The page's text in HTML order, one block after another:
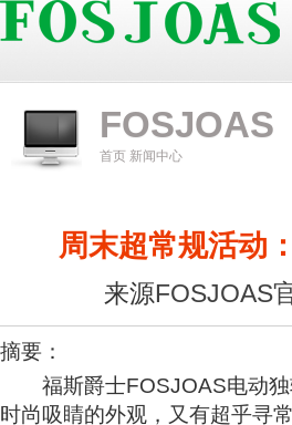
FOSJOAS
首页 新闻中心
周末超常规活动
来源FOSJOAS
摘要：
福斯爵士FOSJOAS电动独
时尚吸睛的外观，又有超乎寻